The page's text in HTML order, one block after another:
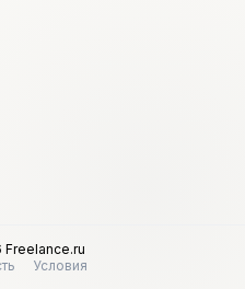
Условия